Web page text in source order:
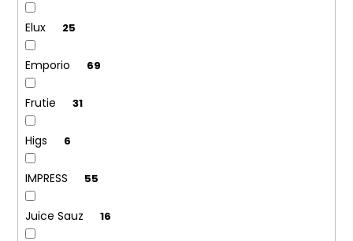
Elux 25
Emporio 69
Frutie 31
Higs 6
IMPRESS 55
Juice Sauz 16